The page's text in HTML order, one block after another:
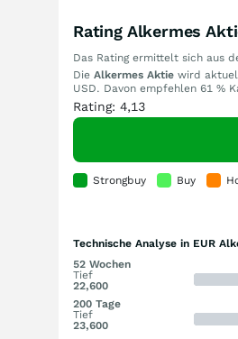
Rating Alkermes
Das Rating ermittelt sich aus
Die Alkermes Aktie wird
USD. Davon empfehlen 61 %
Rating: 4,13
Strongbuy Buy
Technische Analyse in EUR
52 Wochen
Tief
22,600
200 Tage
Tief
23,600